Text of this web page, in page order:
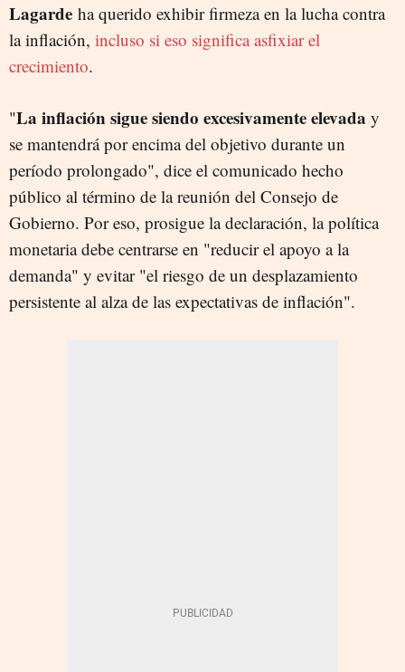
Lagarde ha querido exhibir firmeza en la lucha contra
la inflación, incluso si eso significa asfixiar el
crecimiento.
"La inflación sigue siendo excesivamente elevada y
se mantendrá por encima del objetivo durante un
período prolongado", dice el comunicado hecho
público al término de la reunión del Consejo de
Gobierno. Por eso, prosigue la declaración, la política
monetaria debe centrarse en "reducir el apoyo a la
demanda" y evitar "el riesgo de un desplazamiento
persistente al alza de las expectativas de inflación".